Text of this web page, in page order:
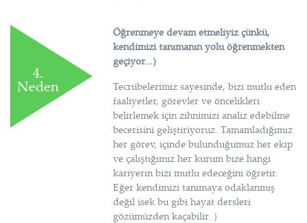
4.
Neden
Öğrenmeye devam etmeliyiz çünkü,
kendimizi tanımanın yolu öğrenmekten
geçiyor...)
Tecrübelerimiz sayesinde, bizi mutlu eden
faaliyetler, görevler ve öncelikleri
belirlemek için zihnimizi analiz edebilme
becerisini geliştiriyoruz. Tamamladığımız
her görev, içinde bulunduğumuz her ekip
ve çalıştığımız her kurum bize hangi
kariyerin bizi mutlu edeceğini öğretir.
Eğer kendimizi tanımaya odaklanmış
değil isek bu gibi hayat dersleri
gözümüzden kaçabilir. )